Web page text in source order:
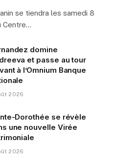
se tiendra les samedi 8
Centre…
domine
et passe au tour
à l’Omnium Banque
2026
Dorothée se révèle
une nouvelle Virée
2026